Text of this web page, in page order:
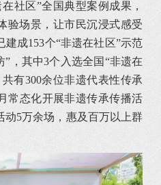
社区”全国典型案例成果，
验场景，让市民沉浸式感受
成153个“非遗在社区”示范
”，其中3个入选全国“非遗在
有300余位非遗代表性传承
常态化开展非遗传承传播活
动5万余场，惠及百万以上群